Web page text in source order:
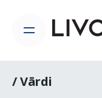
/ Vārdi